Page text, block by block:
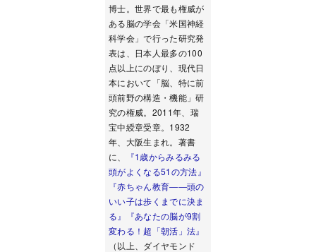
博士。世界で最も権威が
ある脳の学会「米国神経
科学会」で行った研究発
表は、日本人最多の100
点以上にのぼり、現代日
本において「脳、特に前
頭前野の構造・機能」研
究の権威。2011年、瑞
宝中綬章受章。1932
年、大阪生まれ。著書
に、
『1歳からみるみる
頭がよくなる51の方法』
『赤ちゃん教育――頭の
いい子は歩くまでに決ま
る』
『あなたの脳が9割
変わる！超「朝活」法』
（以上、ダイヤモンド